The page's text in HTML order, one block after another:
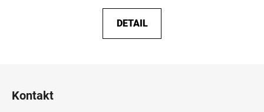
DETAIL
Kontakt